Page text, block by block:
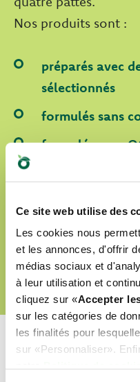
Ce site web utilise des
Les cookies nous
et les annonces, d'offrir
médias sociaux et
à leur utilisation et
cliquez sur «Accepter
sur les catégories de
les finalités pour
sur «Personnaliser».
Nos produits sont :
préparés avec
sélectionnés
formulés sans
formulés sans
DÉCOUVRIR NOTRE